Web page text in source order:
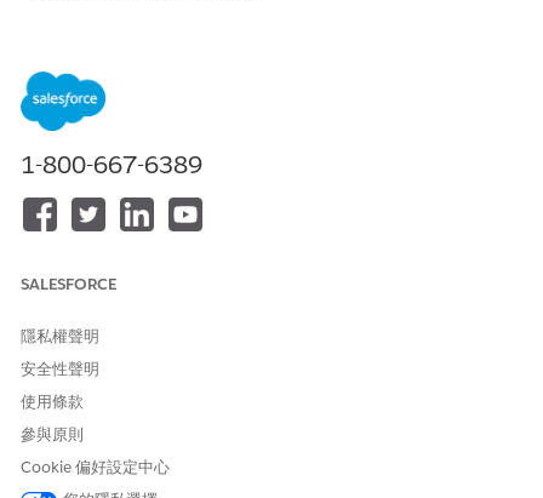
Edition
時,系統會自動將負發票行轉換為貸項憑單行。轉換的貸項憑單接著
會套用至具有負線的已張貼發票。
轉換條件
負發票條列適用於張貼的發票。
已轉換金額詳細資料
每個發票條列的已轉換金額會儲存在其「已轉換負數金額」欄位中,
1-800-667-6389
SALESFORCE
隱私權聲明
安全性聲明
使用條款
參與原則
Cookie 偏好設定中心